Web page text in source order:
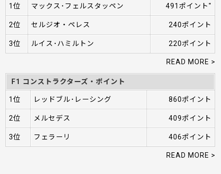
1位 マックス･フェルスタッペン 491ポイント"
2位 セルジオ・ペレス 240ポイント
3位 ルイス･ハミルトン 220ポイント
READ MORE >
F1 コンストラクターズ・ポイント
1位 レッドブル･レーシング 860ポイント
2位 メルセデス 409ポイント
3位 フェラーリ 406ポイント
READ MORE >